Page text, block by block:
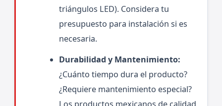
triángulos LED). Considera tu
presupuesto para instalación si es
necesaria.
Durabilidad y Mantenimiento:
¿Cuánto tiempo dura el producto?
¿Requiere mantenimiento especial?